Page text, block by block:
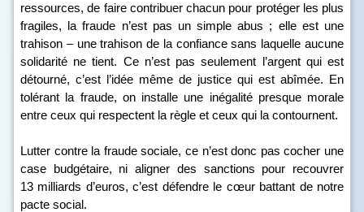
ressources, de faire contribuer chacun pour protéger les plus
fragiles, la fraude n’est pas un simple abus ; elle est une
trahison – une trahison de la confiance sans laquelle aucune
solidarité ne tient. Ce n’est pas seulement l’argent qui est
détourné, c’est l’idée même de justice qui est abîmée. En
tolérant la fraude, on installe une inégalité presque morale
entre ceux qui respectent la règle et ceux qui la contournent.
Lutter contre la fraude sociale, ce n’est donc pas cocher une
case budgétaire, ni aligner des sanctions pour recouvrer
13 milliards d’euros, c’est défendre le cœur battant de notre
pacte social.